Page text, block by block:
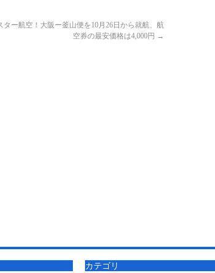
ター航空！大阪ー釜山便を10月26日から就航、航
空券の最安価格は4,000円 →
カテゴリ